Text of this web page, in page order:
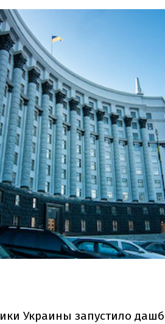
Украины запустило